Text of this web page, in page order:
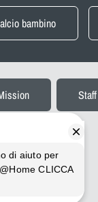
bambino
Staff